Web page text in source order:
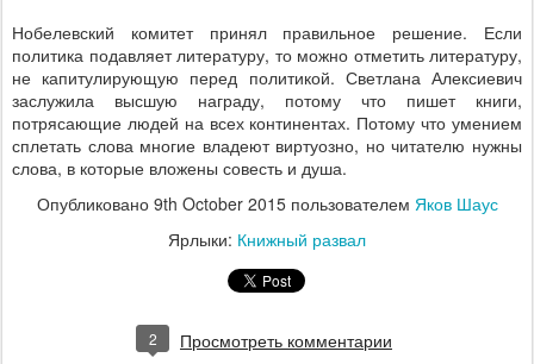
Нобелевский комитет принял правильное решение. Если
политика подавляет литературу, то можно отметить литературу,
не капитулирующую перед политикой. Светлана Алексиевич
заслужила высшую награду, потому что пишет книги,
потрясающие людей на всех континентах. Потому что умением
сплетать слова многие владеют виртуозно, но читателю нужны
слова, в которые вложены совесть и душа.
Опубликовано 9th October 2015пользователем Яков Шаус
Ярлыки: Книжный развал
2 Просмотреть комментарии